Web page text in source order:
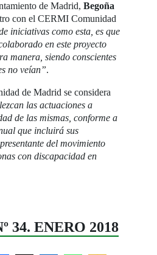
de Madrid,Begoña
con el CERMI Comunidad
iniciativas como esta, es que
en este proyecto
manera, siendo conscientes
no veían”.
de Madrid se considera
las actuaciones a
de las mismas, conforme a
que incluirá sus
del movimiento
con discapacidad en
34. ENERO 2018